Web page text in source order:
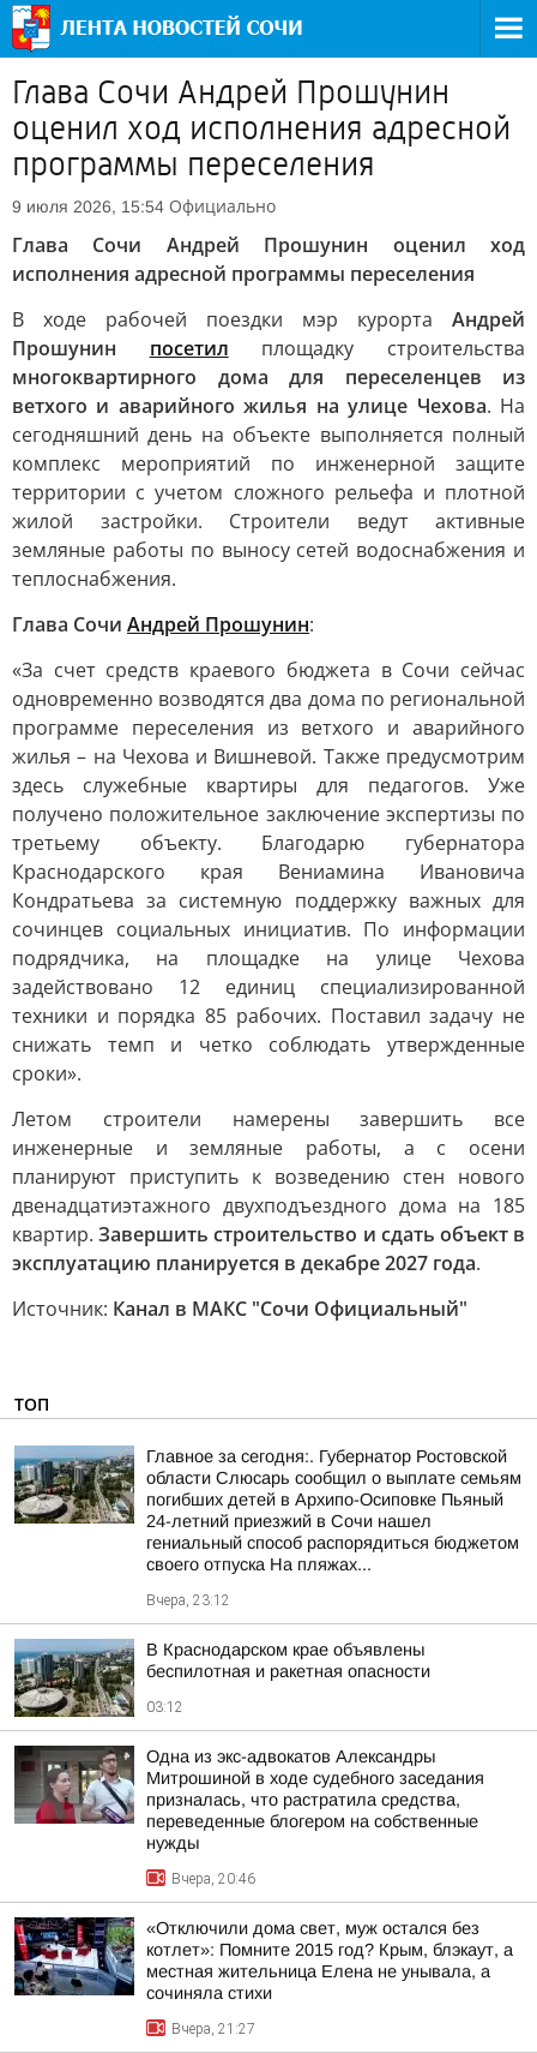
Глава Сочи Андрей Прошунин
оценил ход исполнения адресной
программы переселения
9 июля 2026, 15:54 Официально
Глава Сочи Андрей Прошунин оценил ход
исполнения адресной программы переселения
В ходе рабочей поездки мэр курорта Андрей
Прошунин
посетил площадку строительства
многоквартирного дома для переселенцев из
ветхого и аварийного жилья на улице Чехова. На
сегодняшний день на объекте выполняется полный
комплекс мероприятий по инженерной защите
территории с учетом сложного рельефа и плотной
жилой застройки. Строители ведут активные
земляные работы по выносу сетей водоснабжения и
теплоснабжения.
Глава Сочи Андрей Прошунин:
«За счет средств краевого бюджета в Сочи сейчас
одновременно возводятся два дома по региональной
программе переселения из ветхого и аварийного
жилья – на Чехова и Вишневой. Также предусмотрим
здесь служебные квартиры для педагогов. Уже
получено положительное заключение экспертизы по
третьему объекту. Благодарю губернатора
Краснодарского края Вениамина Ивановича
Кондратьева за системную поддержку важных для
сочинцев социальных инициатив. По информации
подрядчика, на площадке на улице Чехова
задействовано 12 единиц специализированной
техники и порядка 85 рабочих. Поставил задачу не
снижать темп и четко соблюдать утвержденные
сроки».
Летом строители намерены завершить все
инженерные и земляные работы, а с осени
планируют приступить к возведению стен нового
двенадцатиэтажного двухподъездного дома на 185
квартир.Завершить строительство и сдать объект в
эксплуатацию планируется в декабре 2027 года.
Источник: Канал в МАКС "Сочи Официальный"
ТОП
Главное за сегодня:. Губернатор Ростовской
области Слюсарь сообщил о выплате семьям
погибших детей в Архипо-Осиповке Пьяный
24-летний приезжий в Сочи нашел
гениальный способ распорядиться бюджетом
своего отпуска На пляжах...
Вчера, 23:12
В Краснодарском крае объявлены
беспилотная и ракетная опасности
03:12
Одна из экс-адвокатов Александры
Митрошиной в ходе судебного заседания
призналась, что растратила средства,
переведенные блогером на собственные
нужды
Вчера, 20:46
«Отключили дома свет, муж остался без
котлет»: Помните 2015 год? Крым, блэкаут, а
местная жительница Елена не унывала, а
сочиняла стихи
Вчера, 21:27